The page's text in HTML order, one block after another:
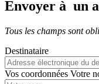
Envoyer à un
Tous les champs sont
Destinataire
Vos coordonnées Votre